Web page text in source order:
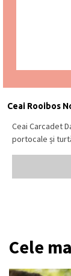
Ceai Rooibos
Ceai Carcadet
portocale și
Cele